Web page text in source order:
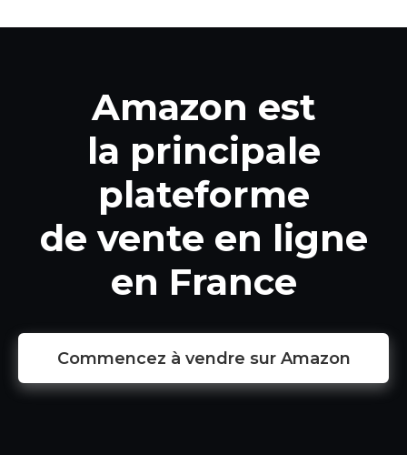
Amazon est
la principale
plateforme
de vente en ligne
en France
Commencez à vendre sur Amazon